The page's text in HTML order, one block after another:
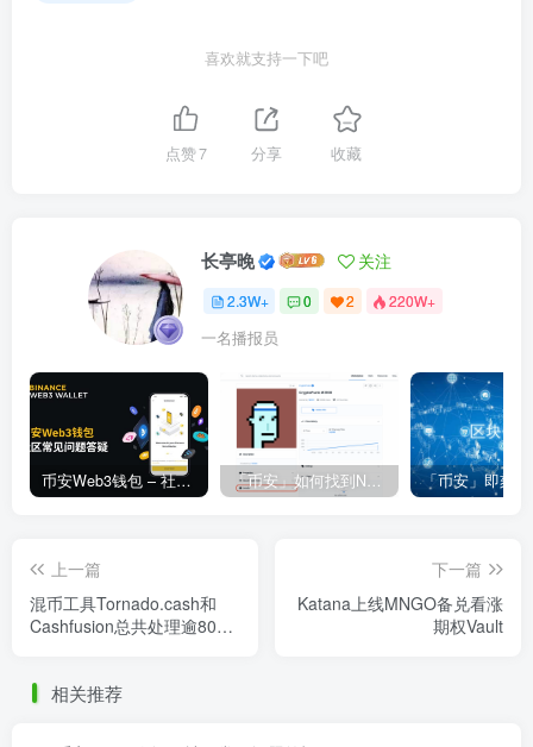
喜欢就支持一下吧
点赞7 分享 收藏
长亭晚 关注
2.3W+ 0 2 220W+
一名播报员
币安Web3钱包 – 社区常见问题答疑 「币安」如何找到NFT合约地址？
上一篇
混币工具Tornado.cash和
Cashfusion总共处理逾80亿
下一篇
Katana上线MNGO备兑看涨
期权Vault
相关推荐